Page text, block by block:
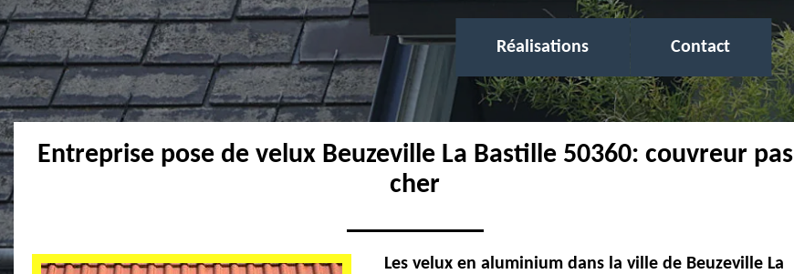
Réalisations Contact
Entreprise pose de velux Beuzeville La Bastille 50360: couvreur pas
cher
Les velux en aluminium dans la ville de Beuzeville La